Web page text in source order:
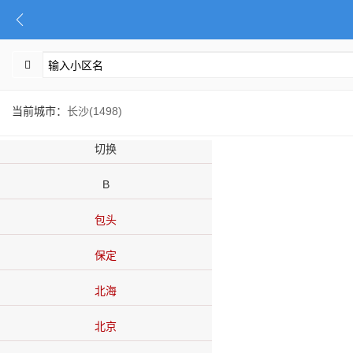
当前城市： 长沙(1498)
切换
B
包头
保定
北海
北京